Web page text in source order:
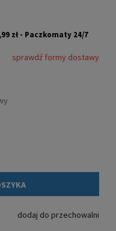
zł - Paczkomaty 24/7
płatności
sprawdź formy dostawy
dodaj do przechowalni